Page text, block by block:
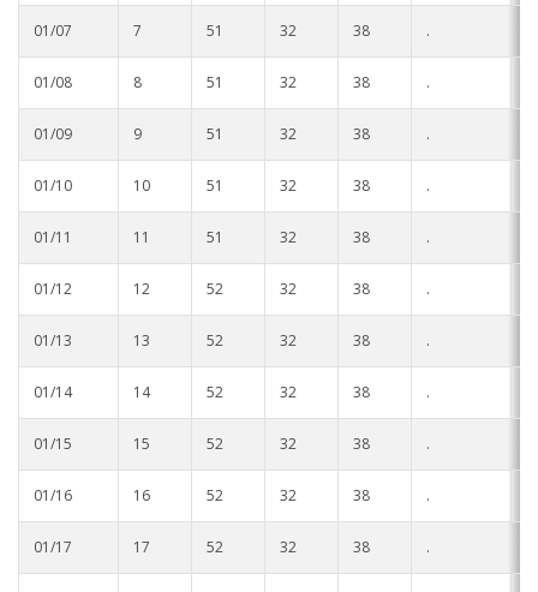
Stoneville
Tunica
01/07 7 51 32 38 .
01/08 8 51 32 38 .
01/09 9 51 32 38 .
01/10 10 51 32 38 .
01/11 11 51 32 38 .
01/12 12 52 32 38 .
01/13 13 52 32 38 .
01/14 14 52 32 38 .
01/15 15 52 32 38 .
01/16 16 52 32 38 .
01/17 17 52 32 38 .